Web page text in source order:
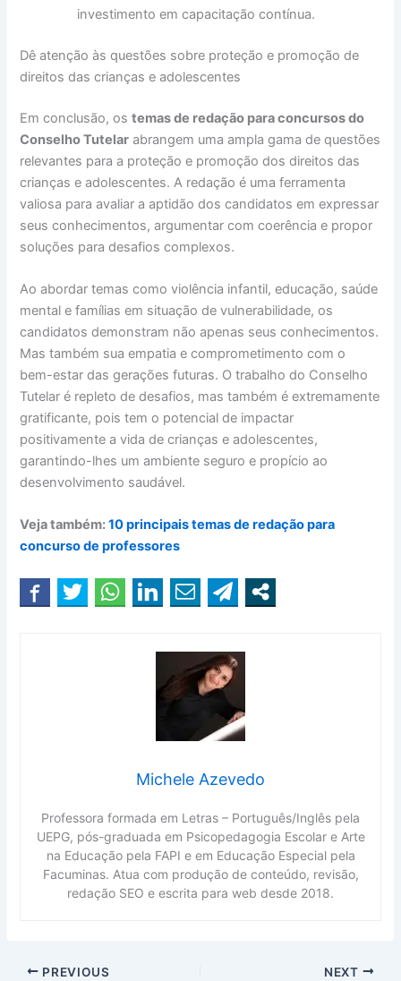
investimento em capacitação contínua.
Dê atenção às questões sobre proteção e promoção de
direitos das crianças e adolescentes
Em conclusão, ostemas de redação para concursos do
Conselho Tutelar abrangem uma ampla gama de questões
relevantes para a proteção e promoção dos direitos das
crianças e adolescentes. A redação é uma ferramenta
valiosa para avaliar a aptidão dos candidatos em expressar
seus conhecimentos, argumentar com coerência e propor
soluções para desafios complexos.
Ao abordar temas como violência infantil, educação, saúde
mental e famílias em situação de vulnerabilidade, os
candidatos demonstram não apenas seus conhecimentos.
Mas também sua empatia e comprometimento com o
bem-estar das gerações futuras. O trabalho do Conselho
Tutelar é repleto de desafios, mas também é extremamente
gratificante, pois tem o potencial de impactar
positivamente a vida de crianças e adolescentes,
garantindo-lhes um ambiente seguro e propício ao
desenvolvimento saudável.
Veja também:10 principais temas de redação para
concurso de professores
Michele Azevedo
Professora formada em Letras – Português/Inglês pela
UEPG, pós-graduada em Psicopedagogia Escolar e Arte
na Educação pela FAPI e em Educação Especial pela
Facuminas. Atua com produção de conteúdo, revisão,
redação SEO e escrita para web desde 2018.
PREVIOUS NEXT